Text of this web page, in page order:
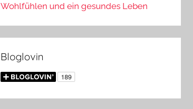
Wohlfühlen und ein gesundes Leben
Bloglovin